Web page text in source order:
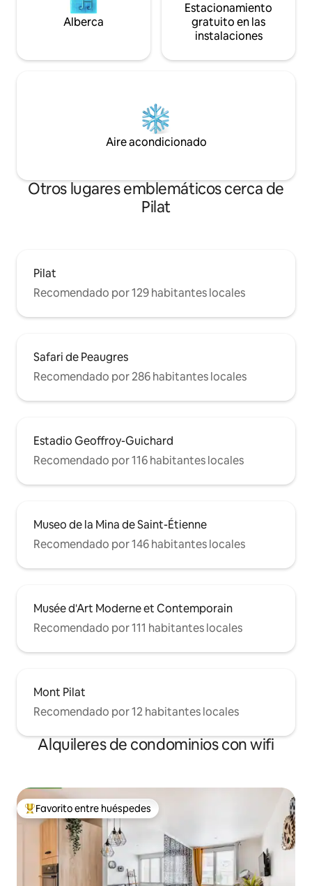
Alberca
Estacionamiento
gratuito en las
instalaciones
Aire acondicionado
Otros lugares emblemáticos cerca de
Pilat
Pilat
Recomendado por 129 habitantes locales
Safari de Peaugres
Recomendado por 286 habitantes locales
Estadio Geoffroy-Guichard
Recomendado por 116 habitantes locales
Museo de la Mina de Saint-Étienne
Recomendado por 146 habitantes locales
Musée d'Art Moderne et Contemporain
Recomendado por 111 habitantes locales
Mont Pilat
Recomendado por 12 habitantes locales
Alquileres de condominios con wifi
De los mejores en Favorito entre huéspedes
Favorito entre huéspedes